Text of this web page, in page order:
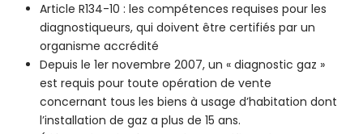
Article R134-10 : les compétences requises pour les
diagnostiqueurs, qui doivent être certifiés par un
organisme accrédité
Depuis le 1er novembre 2007, un « diagnostic gaz »
est requis pour toute opération de vente
concernant tous les biens à usage d’habitation dont
l’installation de gaz a plus de 15 ans.